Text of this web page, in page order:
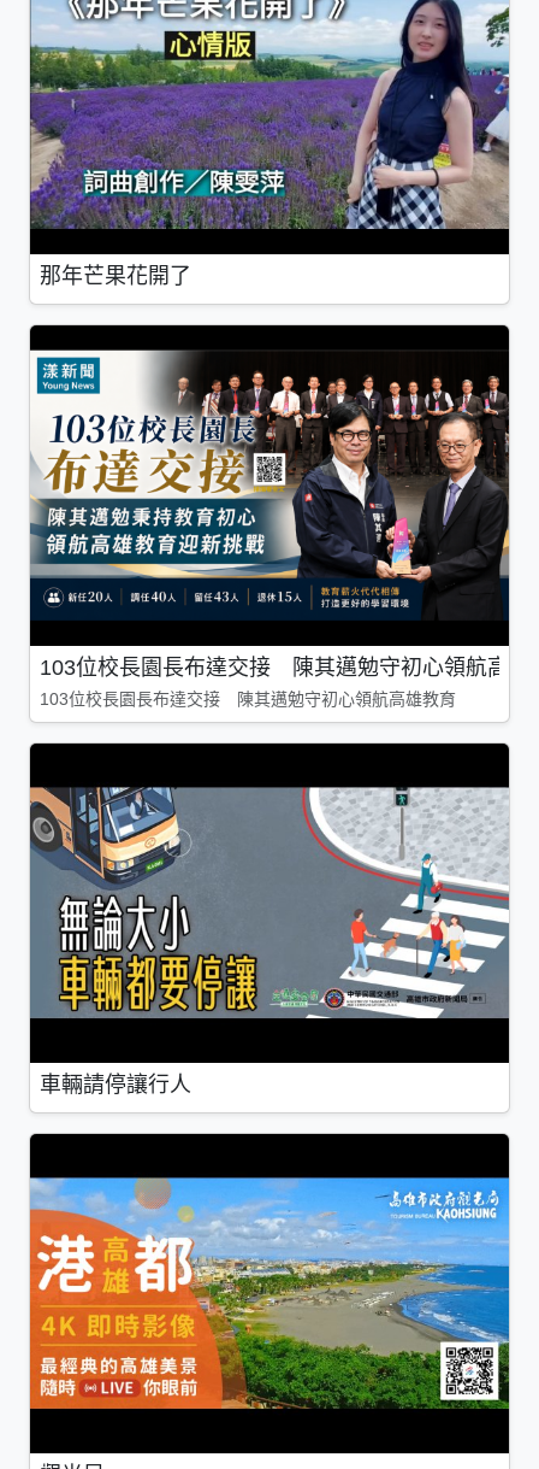
那年芒果花開了
103位校長園長布達交接 陳其邁勉守初心領航高雄
103位校長園長布達交接 陳其邁勉守初心領航高雄教育
車輛請停讓行人